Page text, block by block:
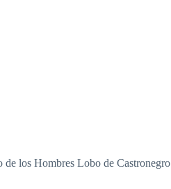
de los Hombres Lobo de Castronegro